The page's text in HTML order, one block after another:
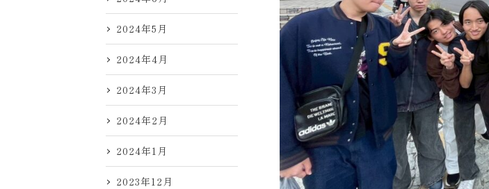
2024年5月
2024年4月
2024年3月
2024年2月
2024年1月
2023年12月